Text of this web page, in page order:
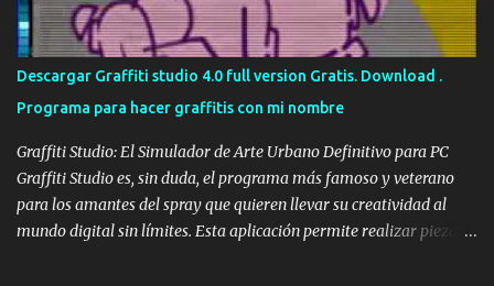
niños, su complejidad y estilo lo hacen perfecto para adultos y
artistas que buscan perfeccionar su técnica de color y sombreado.
El autor detrás de esta obra es Uzi , miembro de la WUFC , una de
las crews más famosas y respetadas en toda Europa. Preparar tus
...
Descargar Graffiti studio 4.0 full version Gratis. Download .
Programa para hacer graffitis con mi nombre
Graffiti Studio: El Simulador de Arte Urbano Definitivo para PC
Graffiti Studio es, sin duda, el programa más famoso y veterano
para los amantes del spray que quieren llevar su creatividad al
mundo digital sin límites. Esta aplicación permite realizar piezas